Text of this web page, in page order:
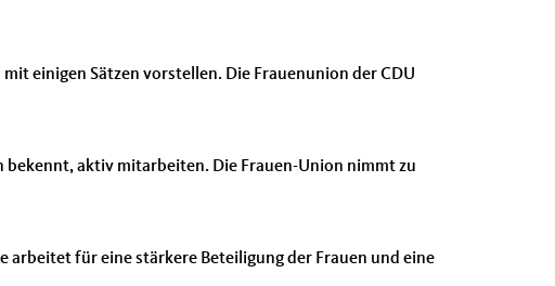
einigen Sätzen vorstellen. Die Frauenunion der CDU
bekennt, aktiv mitarbeiten. Die Frauen-Union nimmt zu
arbeitet für eine stärkere Beteiligung der Frauen und eine